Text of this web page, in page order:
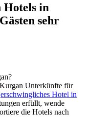
Hotels in
sehr
Unterkünfte für
erschwingliches Hotel in
erfüllt, wende
die Hotels nach